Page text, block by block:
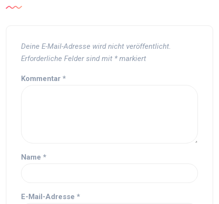
Deine E-Mail-Adresse wird nicht veröffentlicht.
Erforderliche Felder sind mit *markiert
Kommentar *
Name *
E-Mail-Adresse *